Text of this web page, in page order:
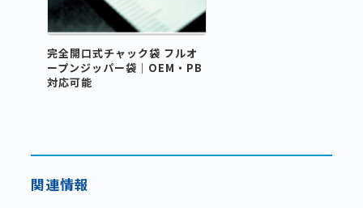
完全開口式チャック袋 フルオ
ープンジッパー袋｜OEM・PB
対応可能
関連情報